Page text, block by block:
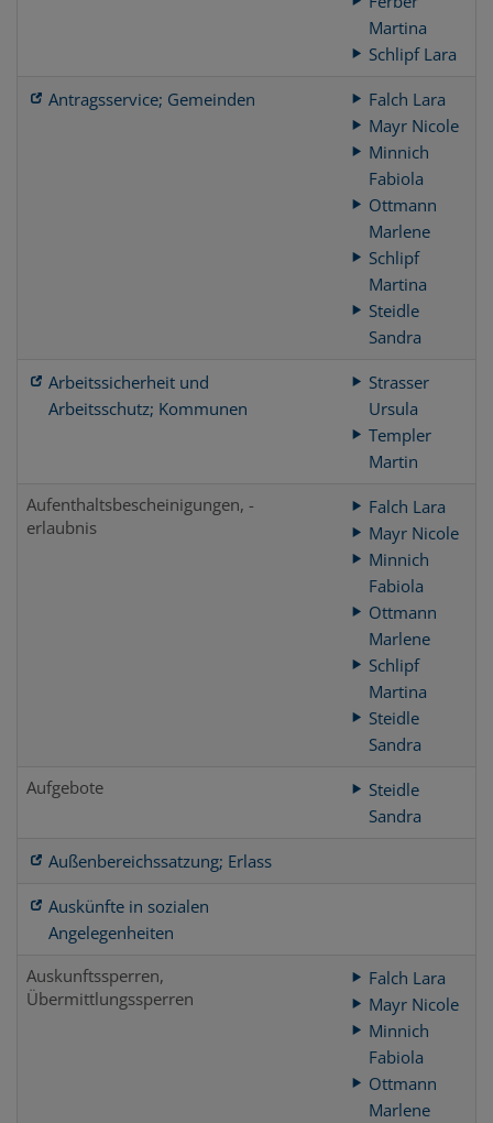
Martina
Schlipf Lara
Antragsservice; Gemeinden
Falch Lara
Mayr Nicole
Minnich
Fabiola
Ottmann
Marlene
Schlipf
Martina
Steidle
Sandra
Arbeitssicherheit und
Arbeitsschutz; Kommunen
Strasser
Ursula
Templer
Martin
Aufenthaltsbescheinigungen, -
erlaubnis
Falch Lara
Mayr Nicole
Minnich
Fabiola
Ottmann
Marlene
Schlipf
Martina
Steidle
Sandra
Aufgebote
Steidle
Sandra
Außenbereichssatzung; Erlass
Auskünfte in sozialen
Angelegenheiten
Auskunftssperren,
Übermittlungssperren
Falch Lara
Mayr Nicole
Minnich
Fabiola
Ottmann
Marlene